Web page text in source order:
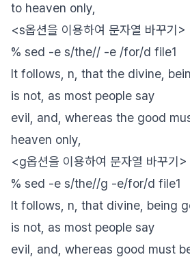
to heaven only,
<s옵션을 이용하여 문자열 바꾸기>
% sed -e s/the// -e /for/d file1
It follows, n, that the divine,
is not, as most people say
evil, and, whereas the good
heaven only,
<g옵션을 이용하여 문자열 바꾸기>
% sed -e s/the//g -e/for/d file1
It follows, n, that divine, being
is not, as most people say
evil, and, whereas good must